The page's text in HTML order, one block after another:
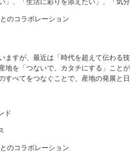
」、「生活に彩りを添えたい」、「気
のコラボレーション
ますが、最近は「時代を超えて伝わる
地を「つないで、カタチにする」こと
すべてをつなぐことで、産地の発展と
ド
のコラボレーション